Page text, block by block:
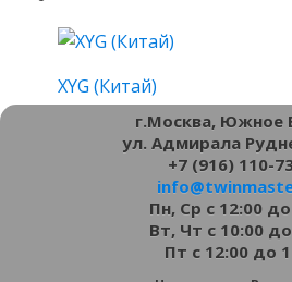
XYG (Китай)
г.Москва, Южное
ул. Адмирала
+7 (916) 110-
Пн, Ср с 12:00
Вт, Чт с 10:00
Пт с 12:00 до